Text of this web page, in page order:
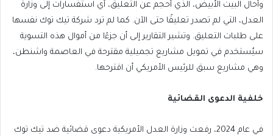
وأحال البيت الأبيض، الذي أحجم عن التعليق، أي استفسارات إلى وزارة
العدل، التي لم تصدر تعليقًا حتى الآن. كما لم ترد شركة تيك توك نفسها
على طلبات التعليق. وتشير التقارير إلى أن جزءًا من أموال هذه التسوية
سيُستخدم في تمويل مشاريع تجميلية مقترحة في العاصمة واشنطن،
وهي مشاريع سبق للرئيس الأمريكي أن اقترحها.
خلفية الدعوى القضائية
في عام 2024، رفعت وزارة العدل الأمريكية دعوى قضائية ضد تيك توك